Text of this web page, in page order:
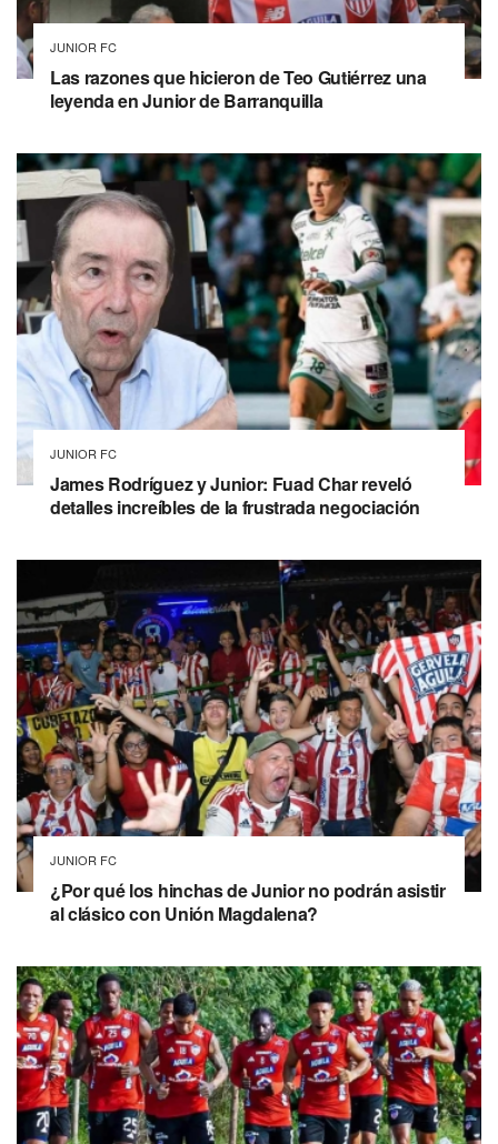
JUNIOR FC
Las razones que hicieron de Teo Gutiérrez una
leyenda en Junior de Barranquilla
JUNIOR FC
James Rodríguez y Junior: Fuad Char reveló
detalles increíbles de la frustrada negociación
JUNIOR FC
¿Por qué los hinchas de Junior no podrán asistir
al clásico con Unión Magdalena?